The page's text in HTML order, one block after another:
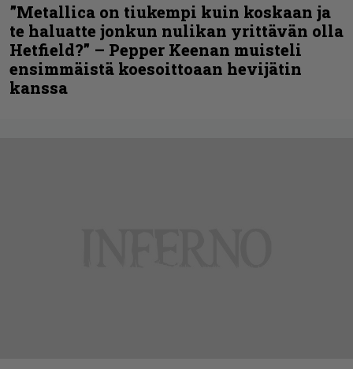
”Metallica on tiukempi kuin koskaan ja
te haluatte jonkun nulikan yrittävän olla
Hetfield?” – Pepper Keenan muisteli
ensimmäistä koesoittoaan hevijätin
kanssa